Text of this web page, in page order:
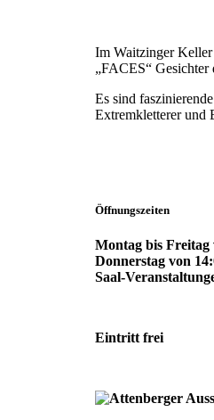
Im Waitzinger
„FACES“ Gesichter
Es sind
Extremkletterer und
Öffnungszeiten
Montag bis Freitag
Donnerstag von
Saal-
Eintritt frei